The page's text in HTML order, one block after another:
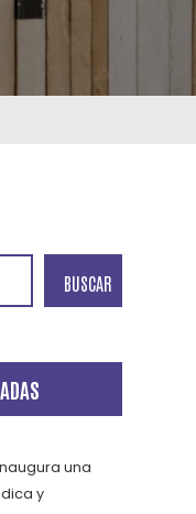
BUSCAR
una
y